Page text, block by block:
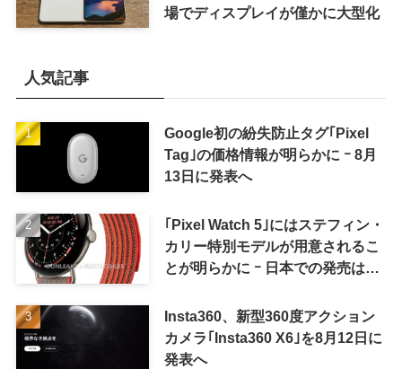
場でディスプレイが僅かに大型化
人気記事
Google初の紛失防止タグ｢Pixel
Tag｣の価格情報が明らかに ｰ 8月
13日に発表へ
｢Pixel Watch 5｣にはステフィン・
カリー特別モデルが用意されるこ
とが明らかに ｰ 日本での発売は期
Insta360、新型360度アクション
カメラ｢Insta360 X6｣を8月12日に
発表へ